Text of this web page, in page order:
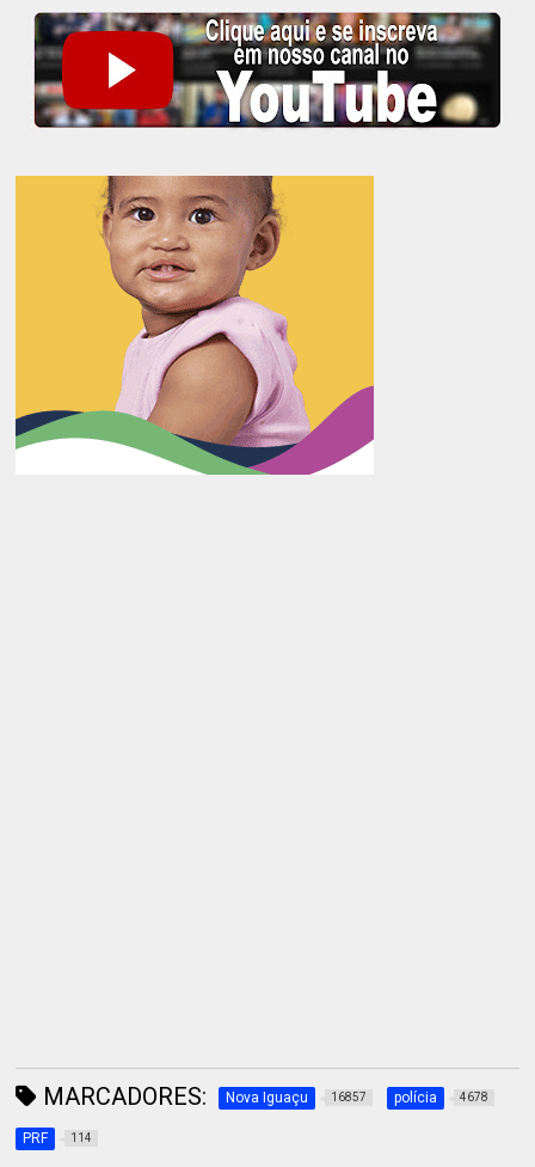
MARCADORES: Nova Iguaçu 16857 polícia 4678
PRF 114